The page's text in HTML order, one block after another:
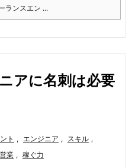
ランスエン ...
アに名刺は必要
ト , エンジニア , スキル ,
営業 , 稼ぐ力